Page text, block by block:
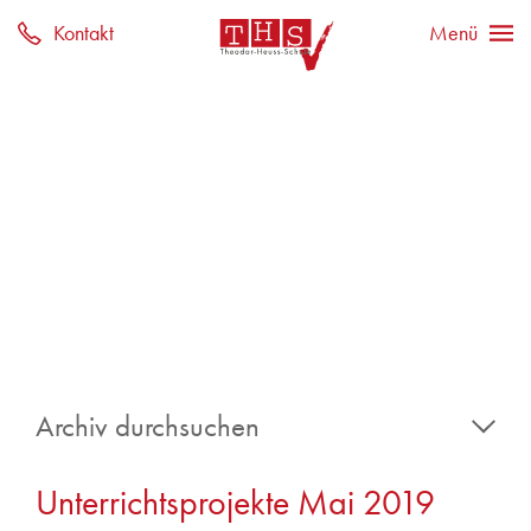
Archiv durchsuchen
Juni 2025
Unterrichtsprojekte Mai 2019